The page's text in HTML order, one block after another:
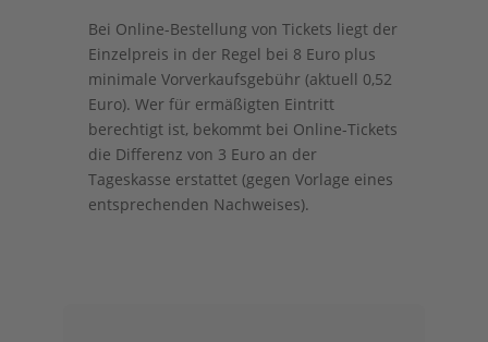
Bei Online-Bestellung von Tickets liegt der
Einzelpreis in der Regel bei 8 Euro plus
minimale Vorverkaufsgebühr (aktuell 0,52
Euro). Wer für ermäßigten Eintritt
berechtigt ist, bekommt bei Online-Tickets
die Differenz von 3 Euro an der
Tageskasse erstattet (gegen Vorlage eines
entsprechenden Nachweises).